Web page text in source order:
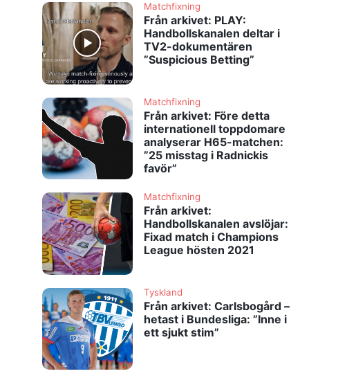
Matchfixning
Från arkivet: PLAY:
Handbollskanalen deltar i
TV2-dokumentären
”Suspicious Betting”
Matchfixning
Från arkivet: Före detta
internationell toppdomare
analyserar H65-matchen:
”25 misstag i Radnickis
favör”
Matchfixning
Från arkivet:
Handbollskanalen avslöjar:
Fixad match i Champions
League hösten 2021
Tyskland
Från arkivet: Carlsbogård –
hetast i Bundesliga: ”Inne i
ett sjukt stim”